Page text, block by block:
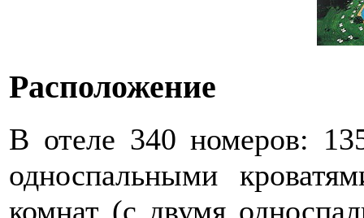
Расположение
В отеле 340 номеров:
односпальными
комнат (с двумя